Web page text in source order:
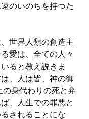
のいのちを持つた
世界人類の創造主
愛は、全ての人々
ると教え説きま
、人は皆、神の御
の身代わりの死と弁
、人生での罪悪と
されることにな